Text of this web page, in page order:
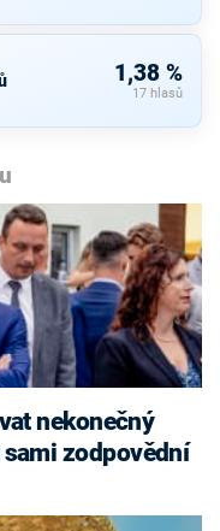
1,38 %
17 hlasů
zodpovědní